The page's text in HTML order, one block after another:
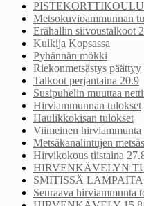
Metsokuvioammunnan
Erähallin siivoustalkoot
Kulkija Kopsassa
Pyhännän mökki
Riekonmetsästys päättyy
Talkoot perjantaina 20.9
Susipuhelin muuttaa
Hirviammunnan tulokset
Haulikkokisan tulokset
Viimeinen hirviammunta
Metsäkanalintujen
Hirvikokous tiistaina
HIRVENKÄVELYN
SMITISSÄ LAMPAITA
Seuraava hirviammunta